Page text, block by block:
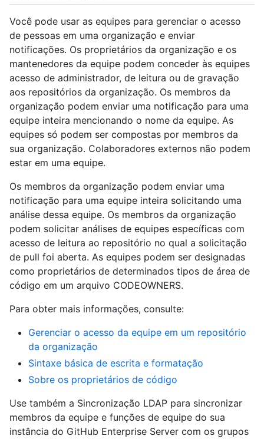
Você pode usar as equipes para gerenciar o acesso
de pessoas em uma organização e enviar
notificações. Os proprietários da organização e os
mantenedores da equipe podem conceder às equipes
acesso de administrador, de leitura ou de gravação
aos repositórios da organização. Os membros da
organização podem enviar uma notificação para uma
equipe inteira mencionando o nome da equipe. As
equipes só podem ser compostas por membros da
sua organização. Colaboradores externos não podem
estar em uma equipe.
Os membros da organização podem enviar uma
notificação para uma equipe inteira solicitando uma
análise dessa equipe. Os membros da organização
podem solicitar análises de equipes específicas com
acesso de leitura ao repositório no qual a solicitação
de pull foi aberta. As equipes podem ser designadas
como proprietários de determinados tipos de área de
código em um arquivo CODEOWNERS.
Para obter mais informações, consulte:
Gerenciar o acesso da equipe em um repositório
da organização
Sintaxe básica de escrita e formatação
Sobre os proprietários de código
Use também a Sincronização LDAP para sincronizar
membros da equipe e funções de equipe do sua
instância do GitHub Enterprise Server com os grupos